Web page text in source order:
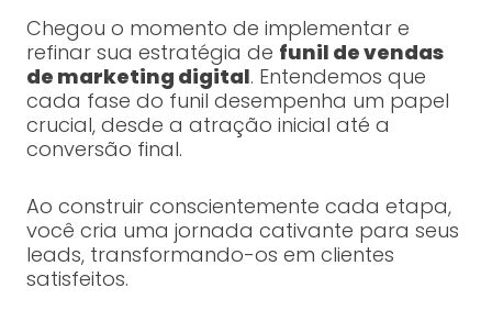
Chegou o momento de implementar e
refinar sua estratégia de funil de vendas
de marketing digital. Entendemos que
cada fase do funil desempenha um papel
crucial, desde a atração inicial até a
conversão final.
Ao construir conscientemente cada etapa,
você cria uma jornada cativante para seus
leads, transformando-os em clientes
satisfeitos.